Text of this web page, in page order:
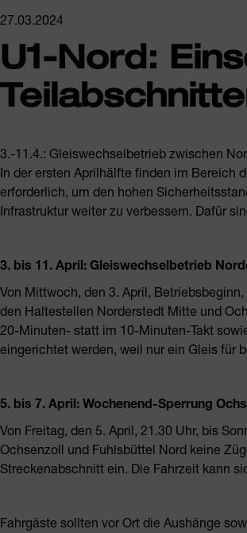
27.03.2024
U1-Nord:
3.-11.4.: Gleiswechselbetrieb zwischen
In der ersten Aprilhälfte finden im Bereich
erforderlich, um den hohen
Infrastruktur weiter zu verbessern. Dafür
3. bis 11. April: Gleiswechselbetrieb
Von Mittwoch, den 3. April,
den Haltestellen Norderstedt Mitte und
20-Minuten- statt im 10-Minuten-Takt
eingerichtet werden, weil nur ein Gleis für
5. bis 7. April: Wochenend-Sperrung
Von Freitag, den 5. April, 21.30 Uhr, bis
Ochsenzoll und Fuhlsbüttel Nord keine
Streckenabschnitt ein. Die Fahrzeit kann
Fahrgäste sollten vor Ort die Aushänge